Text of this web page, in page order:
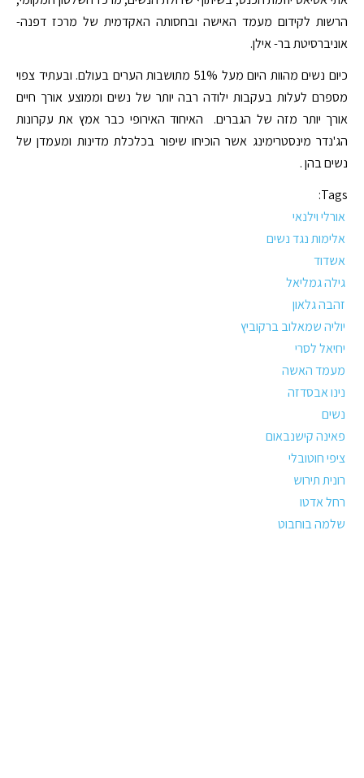
הרשות לקידום מעמד האישה ובחסותה האקדמית של מרכז דפנה-
אוניברסיטת בר- אילן.
כיום נשים מהוות היום מעל 51% מתושבות הערים בעולם. ובעתיד צפוי
מספרם לעלות בעקבות ילודה רבה יותר של נשים וממוצע אורך חיים
אורך יותר מזה של הגברים. האיחוד האירופי כבר אמץ את עקרונות
הג'נדר מינסטרימינג אשר הוכיחו שיפור בכלכלת מדינות ומעמדן של
נשים בהן .
Tags:
אורלי וילנאי
אלימות נגד נשים
אשדוד
גילה גמליאל
זהבה גלאון
יוליה שמאלוב ברקוביץ
יחיאל לסרי
מעמד האשה
נינו אבסדזה
נשים
פאינה קישנבאום
ציפי חוטובלי
רונית תירוש
רחל אדטו
שלמה בוחבוט